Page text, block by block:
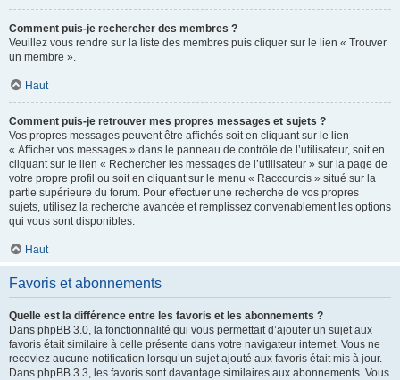
Comment puis-je rechercher des membres ?
Veuillez vous rendre sur la liste des membres puis cliquer sur le lien « Trouver
un membre ».
Haut
Comment puis-je retrouver mes propres messages et sujets ?
Vos propres messages peuvent être affichés soit en cliquant sur le lien
« Afficher vos messages » dans le panneau de contrôle de l’utilisateur, soit en
cliquant sur le lien « Rechercher les messages de l’utilisateur » sur la page de
votre propre profil ou soit en cliquant sur le menu « Raccourcis » situé sur la
partie supérieure du forum. Pour effectuer une recherche de vos propres
sujets, utilisez la recherche avancée et remplissez convenablement les options
qui vous sont disponibles.
Haut
Favoris et abonnements
Quelle est la différence entre les favoris et les abonnements ?
Dans phpBB 3.0, la fonctionnalité qui vous permettait d’ajouter un sujet aux
favoris était similaire à celle présente dans votre navigateur internet. Vous ne
receviez aucune notification lorsqu’un sujet ajouté aux favoris était mis à jour.
Dans phpBB 3.3, les favoris sont davantage similaires aux abonnements. Vous